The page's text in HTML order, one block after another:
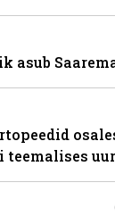
asub
teemalises